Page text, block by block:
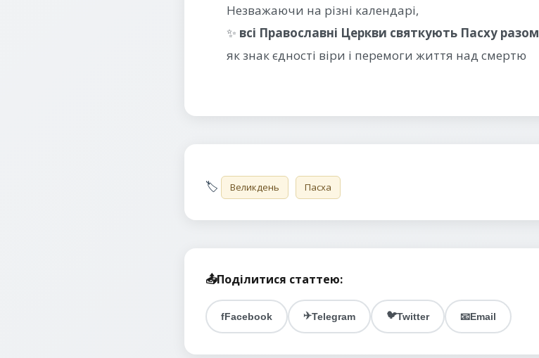
Незважаючи на різні календарі,
✨ всі Православні Церкви святкують Пасху разом
як знак єдності віри і перемоги життя над смертю
🏷️ Великдень Пасха
📤Поділитися статтею:
fFacebook ✈️Telegram 🐦Twitter 📧Email